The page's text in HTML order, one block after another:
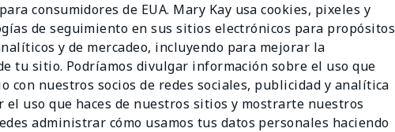
consumidores de EUA. Mary Kay usa cookies, pixeles y
de seguimiento en sus sitios electrónicos para propósitos
y de mercadeo, incluyendo para mejorar la
tu sitio. Podríamos divulgar información sobre el uso que
con nuestros socios de redes sociales, publicidad y analítica
el uso que haces de nuestros sitios y mostrarte nuestros
administrar cómo usamos tus datos personales haciendo